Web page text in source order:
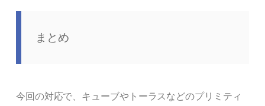
まとめ
今回の対応で、キューブやトーラスなどのプリミティ